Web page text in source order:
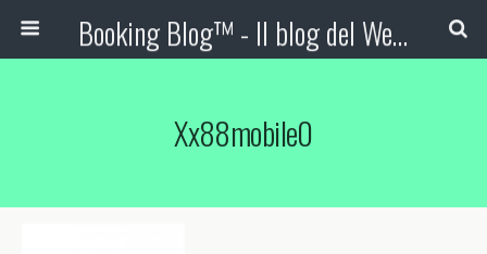
Booking Blog™ - Il blog del Web Marketing Turistico
Xx88mobile0